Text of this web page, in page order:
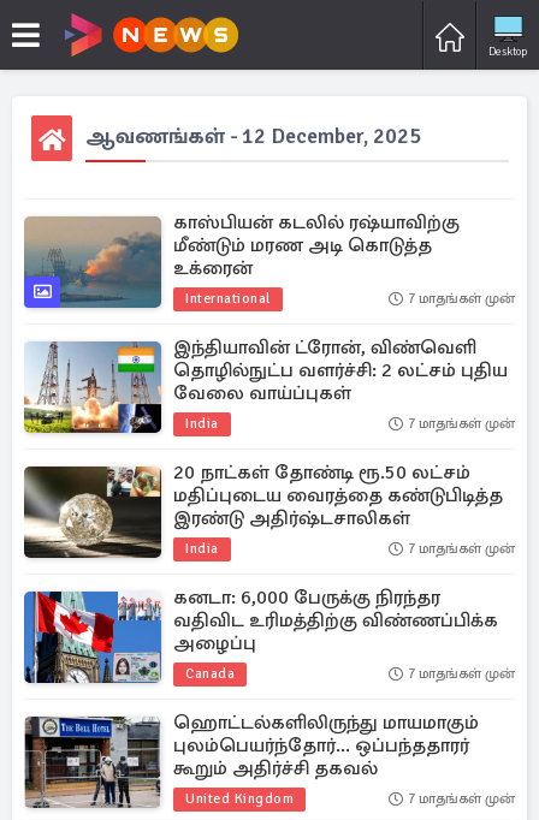
Desktop
ஆவணங்கள் - 12 December, 2025
காஸ்பியன் கடலில் ரஷ்யாவிற்கு
மீண்டும் மரண அடி கொடுத்த
உக்ரைன்
International 7 மாதங்கள் முன்
இந்தியாவின் ட்ரோன், விண்வெளி
தொழில்நுட்ப வளர்ச்சி: 2 லட்சம் புதிய
வேலை வாய்ப்புகள்
India 7 மாதங்கள் முன்
20 நாட்கள் தோண்டி ரூ.50 லட்சம்
மதிப்புடைய வைரத்தை கண்டுபிடித்த
இரண்டு அதிர்ஷ்டசாலிகள்
India 7 மாதங்கள் முன்
கனடா: 6,000 பேருக்கு நிரந்தர
வதிவிட உரிமத்திற்கு விண்ணப்பிக்க
அழைப்பு
Canada 7 மாதங்கள் முன்
ஹொட்டல்களிலிருந்து மாயமாகும்
புலம்பெயர்ந்தோர்... ஒப்பந்ததாரர்
கூறும் அதிர்ச்சி தகவல்
United Kingdom 7 மாதங்கள் முன்